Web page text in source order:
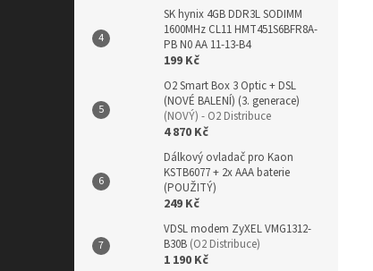
SK hynix 4GB DDR3L SODIMM
1600MHz CL11 HMT451S6BFR8A-
PB N0 AA 11-13-B4
199 Kč
O2 Smart Box 3 Optic + DSL
(NOVÉ BALENÍ) (3. generace)
(NOVÝ) - O2 Distribuce
4 870 Kč
Dálkový ovladač pro Kaon
KSTB6077 + 2x AAA baterie
(POUŽITÝ)
249 Kč
VDSL modem ZyXEL VMG1312-
B30B (O2 Distribuce)
1 190 Kč